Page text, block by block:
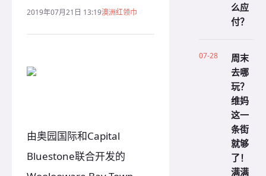
2019年07月21日 13:19澳洲红领巾
由奥园国际和Capital
Bluestone联合开发的
么应
付？
07-28
周末
去哪
玩？
维妈
这一
条街
就够
了！
满满